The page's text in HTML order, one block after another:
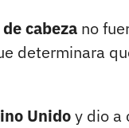
cabeza no
determinara
Unidoy dio a